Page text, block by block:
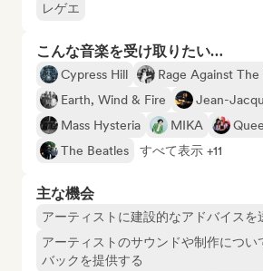
レゲエ
こんな音楽を受け取りたい…
Cypress Hill
Rage Against
Earth, Wind & Fire
Jean-
Mass Hysteria
MIKA
The Beatles
すべて表示 +11
主な機会
アーティストに建設的なアドバイスを
アーティストのサウンドや制作につい
バックを提供する